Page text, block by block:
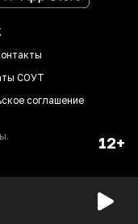
СОУТ
соглашение
12+